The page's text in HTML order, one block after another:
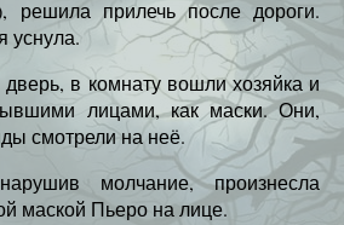
решила прилечь после дороги.
уснула.
в комнату вошли хозяйка и
лицами, как маски. Они,
смотрели на неё.
молчание, произнесла
маской Пьеро на лице.